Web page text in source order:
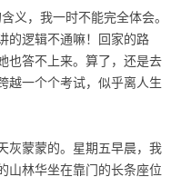
我一时不能完全体会。
的逻辑不通嘛！回家的路
也答不上来。算了，还是去
越一个个考试，似乎离人生
灰蒙蒙的。星期五早晨，我
山林华坐在靠门的长条座位